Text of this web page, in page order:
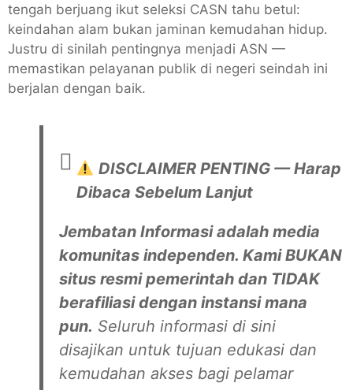
tengah berjuang ikut seleksi CASN tahu betul:
keindahan alam bukan jaminan kemudahan hidup.
Justru di sinilah pentingnya menjadi ASN —
memastikan pelayanan publik di negeri seindah ini
berjalan dengan baik.
DISCLAIMER PENTING — Harap
Dibaca Sebelum Lanjut
Jembatan Informasi adalah media
komunitas independen. Kami BUKAN
situs resmi pemerintah dan TIDAK
berafiliasi dengan instansi mana
pun. Seluruh informasi di sini
disajikan untuk tujuan edukasi dan
kemudahan akses bagi pelamar